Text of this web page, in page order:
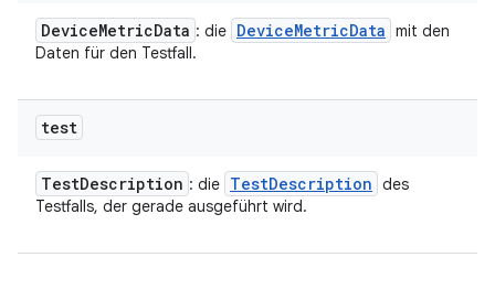
DeviceMetricData : die DeviceMetricData mit den
Daten für den Testfall.
test
TestDescription : die TestDescription des
Testfalls, der gerade ausgeführt wird.